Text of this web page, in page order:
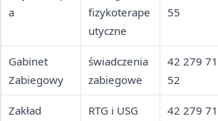
a
fizykoterape
utyczne
55
Gabinet
Zabiegowy
świadczenia
zabiegowe
42 279 71
52
Zakład RTG i USG 42 279 71